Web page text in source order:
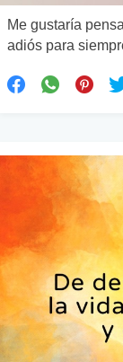
Me gustaría
adiós para